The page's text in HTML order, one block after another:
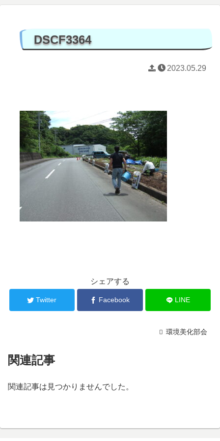
DSCF3364
2023.05.29
シェアする
Twitter Facebook LINE
環境美化部会
関連記事
関連記事は見つかりませんでした。